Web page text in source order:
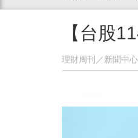
【台股
理財周刊／新聞中心